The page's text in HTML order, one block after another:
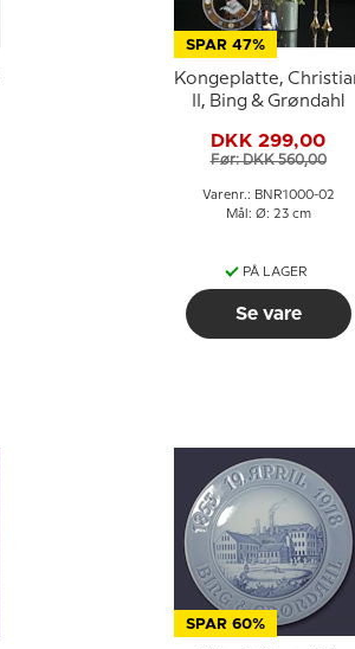
SPAR 47%
Kongeplatte,
II, Bing & Grøndahl
DKK 299,00
Før: DKK 560,00
Varenr.: BNR1000-02
Mål: Ø: 23 cm
PÅ LAGER
Se vare
SPAR 60%